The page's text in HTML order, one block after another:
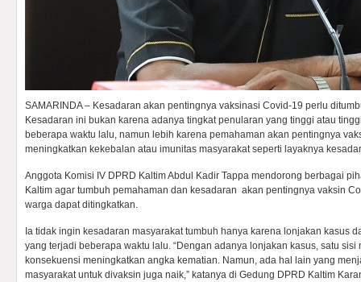
SAMARINDA – Kesadaran akan pentingnya vaksinasi Covid-19 perlu
Kesadaran ini bukan karena adanya tingkat penularan yang tinggi atau
beberapa waktu lalu, namun lebih karena pemahaman akan pentingnya
meningkatkan kekebalan atau imunitas masyarakat seperti layaknya
Anggota Komisi IV DPRD Kaltim Abdul Kadir Tappa mendorong berbagai
Kaltim agar tumbuh pemahaman dan kesadaran akan pentingnya vaksin
warga dapat ditingkatkan.
Ia tidak ingin kesadaran masyarakat tumbuh hanya karena lonjakan kasus
yang terjadi beberapa waktu lalu. “Dengan adanya lonjakan kasus, satu sisi
konsekuensi meningkatkan angka kematian. Namun, ada hal lain yang
masyarakat untuk divaksin juga naik,” katanya di Gedung DPRD Kaltim